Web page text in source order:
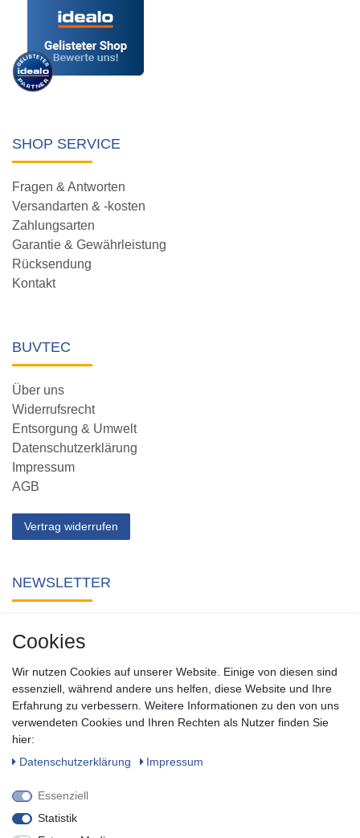
SHOP SERVICE
Fragen & Antworten
Versandarten & -kosten
Zahlungsarten
Garantie & Gewährleistung
Rücksendung
Kontakt
BUVTEC
Über uns
Widerrufsrecht
Entsorgung & Umwelt
Datenschutzerklärung
Impressum
AGB
Vertrag widerrufen
NEWSLETTER
Sie keine Neuigkeit oder Aktion aus unserem Shop.
Zum Newsletter anmelden
SOCIAL
Cookies
Wir nutzen Cookies auf unserer Website. Einige von diesen sind
essenziell, während andere uns helfen, diese Website und Ihre
Erfahrung zu verbessern. Weitere Informationen zu den von uns
verwendeten Cookies und Ihren Rechten als Nutzer finden Sie
hier:
Daten­schutz­erklärung
Impressum
Essenziell
Statistik